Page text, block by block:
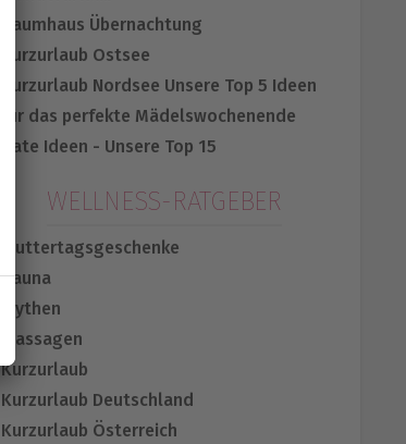
Baumhaus Übernachtung
Kurzurlaub Ostsee
Kurzurlaub Nordsee Unsere Top 5 Ideen
für das perfekte Mädelswochenende
Date Ideen - Unsere Top 15
WELLNESS-RATGEBER
Muttertagsgeschenke
Sauna
Mythen
Massagen
Kurzurlaub
Kurzurlaub Deutschland
Kurzurlaub Österreich